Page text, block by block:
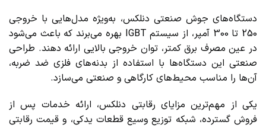
دستگاه‌های جوش صنعتی دنلکس، به‌ویژه مدل‌هایی با خروجی
250 تا 300 آمپر، از سیستم IGBT بهره می‌برند که باعث می‌شود
در عین مصرف برق کمتر، توان خروجی بالایی ارائه دهند. طراحی
صنعتی این دستگاه‌ها با استفاده از بدنه‌های فلزی ضد ضربه،
آن‌ها را مناسب محیط‌های کارگاهی و صنعتی می‌سازد.
یکی از مهم‌ترین مزایای رقابتی دنلکس، ارائه خدمات پس از
فروش گسترده، شبکه توزیع وسیع قطعات یدکی، و قیمت رقابتی